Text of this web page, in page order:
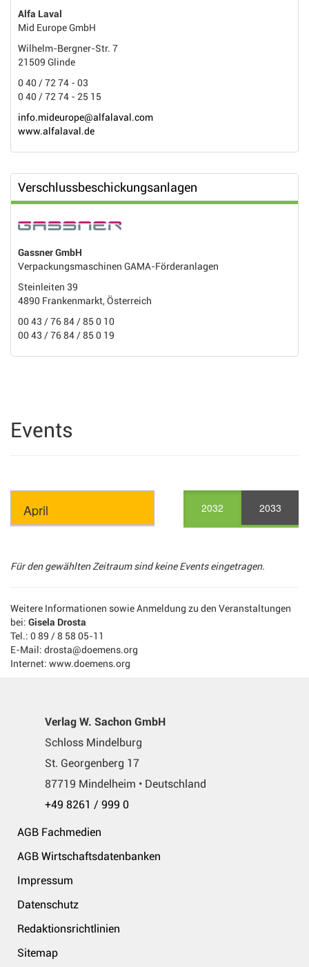
Alfa Laval
Mid Europe GmbH
Wilhelm-Bergner-Str. 7
21509 Glinde
0 40 / 72 74 - 03
0 40 / 72 74 - 25 15
info.mideurope@alfalaval.com
www.alfalaval.de
Verschlussbeschickungsanlagen
Gassner GmbH
Verpackungsmaschinen GAMA-Förderanlagen
Steinleiten 39
4890 Frankenmarkt, Österreich
00 43 / 76 84 / 85 0 10
00 43 / 76 84 / 85 0 19
Events
2032 2033
Für den gewählten Zeitraum sind keine Events eingetragen.
Weitere Informationen sowie Anmeldung zu den Veranstaltungen
bei: Gisela Drosta
Tel.: 0 89 / 8 58 05-11
E-Mail: drosta@doemens.org
Internet: www.doemens.org
Verlag W. Sachon GmbH
Schloss Mindelburg
St. Georgenberg 17
87719 Mindelheim • Deutschland
+49 8261 / 999 0
AGB Fachmedien
AGB Wirtschaftsdatenbanken
Impressum
Datenschutz
Redaktionsrichtlinien
Sitemap